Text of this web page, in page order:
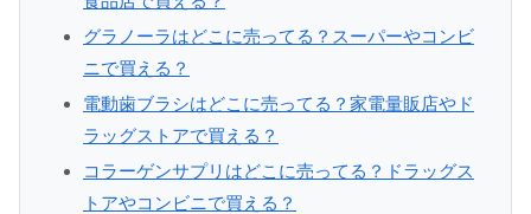
グラノーラはどこに売ってる？スーパーやコンビ
ニで買える？
電動歯ブラシはどこに売ってる？家電量販店やド
ラッグストアで買える？
コラーゲンサプリはどこに売ってる？ドラッグス
トアやコンビニで買える？